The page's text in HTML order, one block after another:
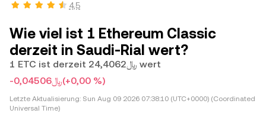
4,5
Wie viel ist 1 Ethereum Classic
derzeit in Saudi-Rial wert?
1 ETC ist derzeit ﷼24,4062 wert
-﷼0,04506(+0,00 %)
Letzte Aktualisierung: Sun Aug 09 2026 07:38:10 (UTC+0000) (Coordinated
Universal Time)